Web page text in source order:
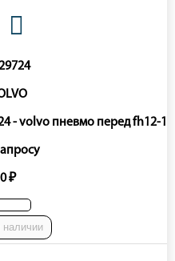
- volvo пневмо перед fh12-16
0 ₽
наличии